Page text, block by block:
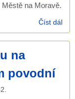
na Moravě.
Číst dál
na
povodní
.